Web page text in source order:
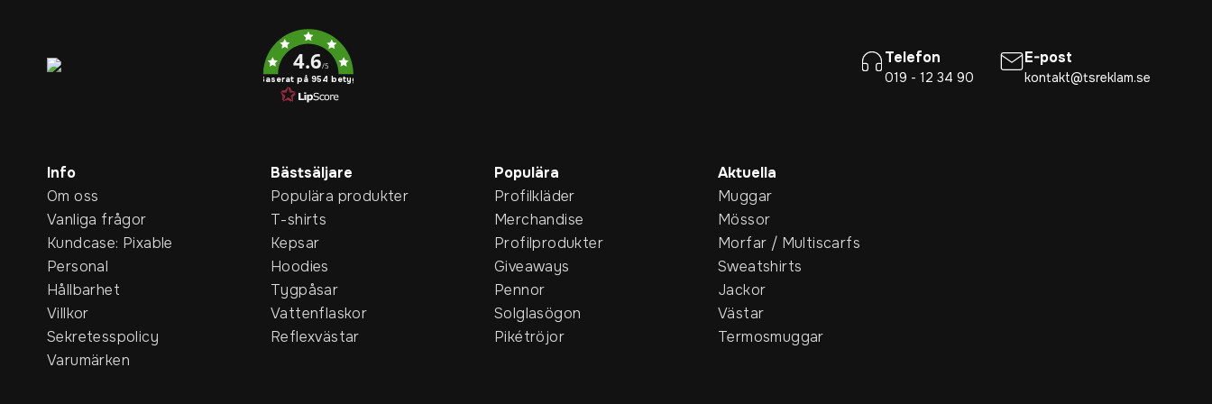
4.6/5
Baserat på 954 betyg
Telefon
019 - 12 34 90
E-post
kontakt@tsreklam.se
Info
Om oss
Vanliga frågor
Kundcase: Pixable
Personal
Hållbarhet
Villkor
Sekretesspolicy
Varumärken
Bästsäljare
Populära produkter
T-shirts
Kepsar
Hoodies
Tygpåsar
Vattenflaskor
Reflexvästar
Populära
Profilkläder
Merchandise
Profilprodukter
Giveaways
Pennor
Solglasögon
Pikétröjor
Aktuella
Muggar
Mössor
Morfar / Multiscarfs
Sweatshirts
Jackor
Västar
Termosmuggar